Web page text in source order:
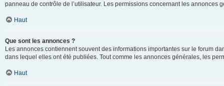
panneau de contrôle de l’utilisateur. Les permissions concernant les annonces
Haut
Que sont les annonces ?
Les annonces contiennent souvent des informations importantes sur le forum
dans lequel elles ont été publiées. Tout comme les annonces générales, les
Haut